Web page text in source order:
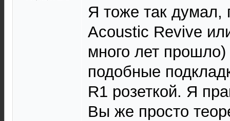
Я тоже так думал,
Acoustic Revive
много лет
подобные
R1 розеткой. Я
Вы же просто